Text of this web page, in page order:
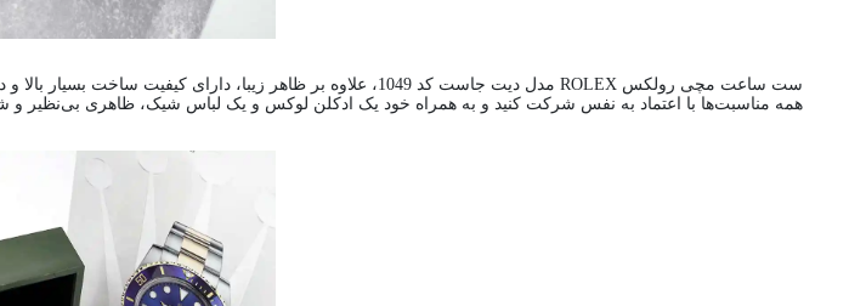
ست ساعت مچی رولکس ROLEX مدل دیت جاست کد 1049، علاوه بر ظاهر زیبا، دارای کیفیت ساخت بسیار بالا و دقت در نگهداری زمان است. با داشتن یک
همه مناسبت‌ها با اعتماد به نفس شرکت کنید و به همراه خود یک ادکلن لوکس و یک لباس شیک، ظاهری بی‌نظیر و